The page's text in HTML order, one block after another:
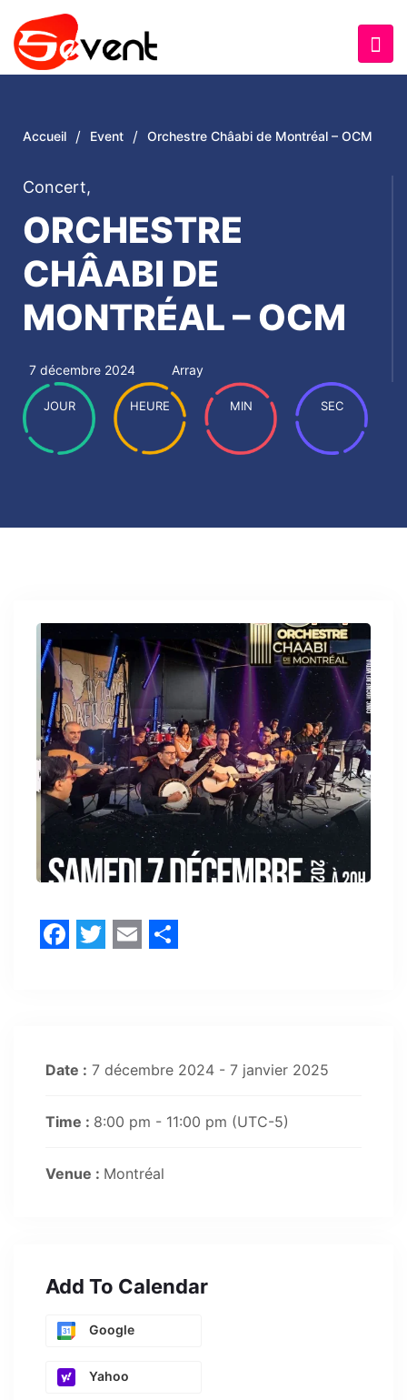
Accueil / Event / Orchestre Châabi de Montréal – OCM
Concert,
ORCHESTRE
CHÂABI DE
MONTRÉAL – OCM
7 décembre 2024 Array
JOUR HEURE MIN SEC
Date : 7 décembre 2024 - 7 janvier 2025
Time : 8:00 pm - 11:00 pm (UTC-5)
Venue : Montréal
Add To Calendar
Google
Yahoo